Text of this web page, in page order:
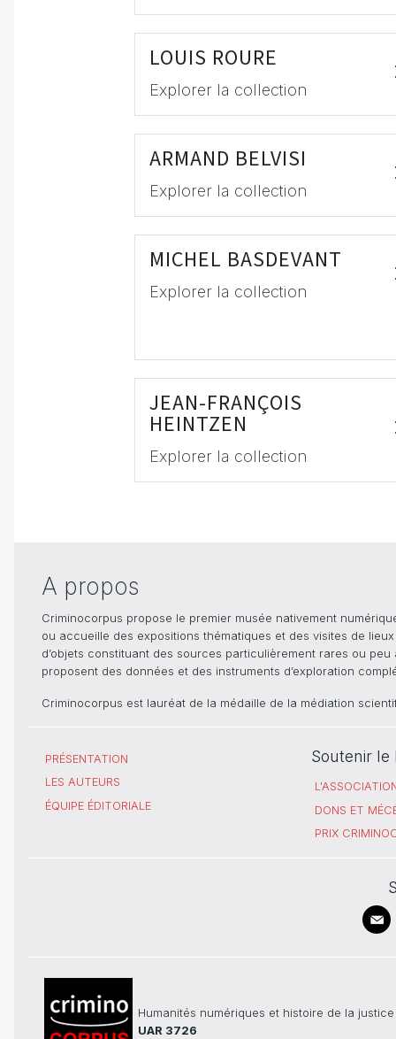
LOUIS ROURE
Explorer la collection
ARMAND BELVISI
Explorer la collection
MICHEL BASDEVANT
Explorer la collection
JEAN-FRANÇOIS
HEINTZEN
Explorer la collection
A propos
Criminocorpus propose le premier musée nativement
ou accueille des expositions thématiques et des visites de
d’objets constituant des sources particulièrement rares ou
proposent des données et des instruments d’exploration
Criminocorpus est lauréat de la médaille de la médiation
PRÉSENTATION
LES AUTEURS
ÉQUIPE ÉDITORIALE
Soutenir le
DONS ET
PRIX
Humanités numériques et histoire de la justice
UAR 3726